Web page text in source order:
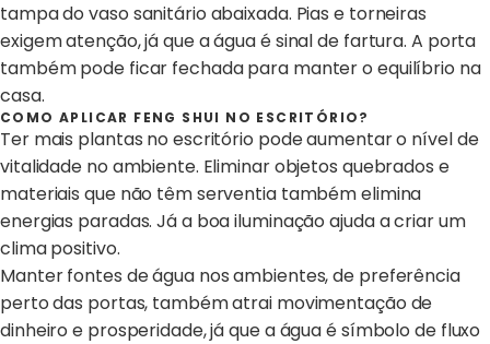
tampa do vaso sanitário abaixada. Pias e torneiras
exigem atenção, já que a água é sinal de fartura. A porta
também pode ficar fechada para manter o equilíbrio na
casa.
COMO APLICAR FENG SHUI NO ESCRITÓRIO?
Ter mais plantas no escritório pode aumentar o nível de
vitalidade no ambiente. Eliminar objetos quebrados e
materiais que não têm serventia também elimina
energias paradas. Já a boa iluminação ajuda a criar um
clima positivo.
Manter fontes de água nos ambientes, de preferência
perto das portas, também atrai movimentação de
dinheiro e prosperidade, já que a água é símbolo de fluxo